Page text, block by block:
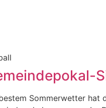
Sommerwetter hat